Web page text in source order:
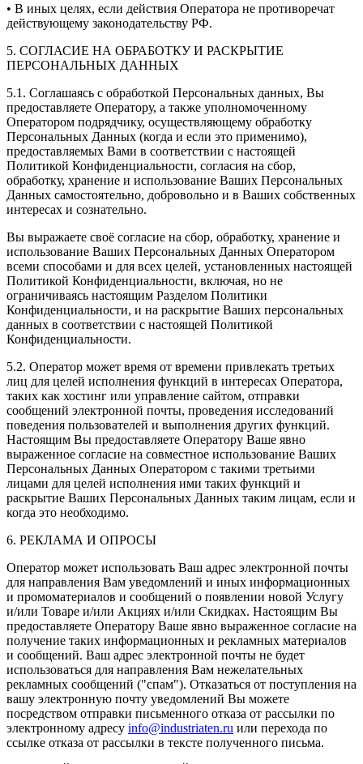
• В иных целях, если действия Оператора не противоречат
действующему законодательству РФ.
5. СОГЛАСИЕ НА ОБРАБОТКУ И РАСКРЫТИЕ
ПЕРСОНАЛЬНЫХ ДАННЫХ
5.1. Соглашаясь с обработкой Персональных данных, Вы
предоставляете Оператору, а также уполномоченному
Оператором подрядчику, осуществляющему обработку
Персональных Данных (когда и если это применимо),
предоставляемых Вами в соответствии с настоящей
Политикой Конфиденциальности, согласия на сбор,
обработку, хранение и использование Ваших Персональных
Данных самостоятельно, добровольно и в Ваших собственных
интересах и сознательно.
Вы выражаете своё согласие на сбор, обработку, хранение и
использование Ваших Персональных Данных Оператором
всеми способами и для всех целей, установленных настоящей
Политикой Конфиденциальности, включая, но не
ограничиваясь настоящим Разделом Политики
Конфиденциальности, и на раскрытие Ваших персональных
данных в соответствии с настоящей Политикой
Конфиденциальности.
5.2. Оператор может время от времени привлекать третьих
лиц для целей исполнения функций в интересах Оператора,
таких как хостинг или управление сайтом, отправки
сообщений электронной почты, проведения исследований
поведения пользователей и выполнения других функций.
Настоящим Вы предоставляете Оператору Ваше явно
выраженное согласие на совместное использование Ваших
Персональных Данных Оператором с такими третьими
лицами для целей исполнения ими таких функций и
раскрытие Ваших Персональных Данных таким лицам, если и
когда это необходимо.
6. РЕКЛАМА И ОПРОСЫ
Оператор может использовать Ваш адрес электронной почты
для направления Вам уведомлений и иных информационных
и промоматериалов и сообщений о появлении новой Услугу
и/или Товаре и/или Акциях и/или Скидках. Настоящим Вы
предоставляете Оператору Ваше явно выраженное согласие на
получение таких информационных и рекламных материалов
и сообщений. Ваш адрес электронной почты не будет
использоваться для направления Вам нежелательных
рекламных сообщений ("спам"). Отказаться от поступления на
вашу электронную почту уведомлений Вы можете
посредством отправки письменного отказа от рассылки по
электронному адресу info@industriaten.ru или перехода по
ссылке отказа от рассылки в тексте полученного письма.